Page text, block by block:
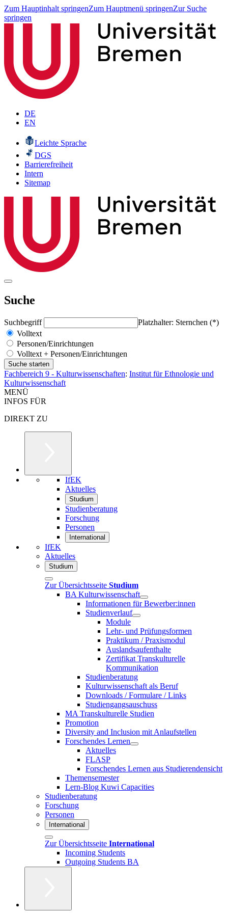
Zum Hauptinhalt springenZum Hauptmenü springenZur Suche
springen
DE
EN
Leichte Sprache
DGS
Barrierefreiheit
Intern
Sitemap
Suche
Suchbegriff
Platzhalter: Sternchen (*)
Volltext
Personen/Einrichtungen
Volltext + Personen/Einrichtungen
Fachbereich 9 - Kulturwissenschaften: Institut für Ethnologie und
Kulturwissenschaft
MENÜ
INFOS FÜR
DIREKT ZU
IfEK
Aktuelles
Studium
Studienberatung
Forschung
Personen
International
IfEK
Aktuelles
Studium
Zur Übersichtsseite Studium
BA Kulturwissenschaft
Informationen für Bewerber:innen
Studienverlauf
Module
Lehr- und Prüfungsformen
Praktikum / Praxismodul
Auslandsaufenthalte
Zertifikat Transkulturelle
Kommunikation
Studienberatung
Kulturwissenschaft als Beruf
Downloads / Formulare / Links
Studiengangsauschuss
MA Transkulturelle Studien
Promotion
Diversity and Inclusion mit Anlaufstellen
Forschendes Lernen
Aktuelles
FLASP
Forschendes Lernen aus Studierendensicht
Themensemester
Lern-Blog Kuwi Capacities
Studienberatung
Forschung
Personen
International
Zur Übersichtsseite International
Incoming Students
Outgoing Students BA